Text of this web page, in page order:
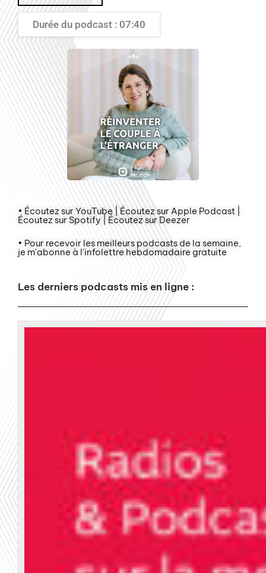
Durée du podcast : 07:40
• Écoutez sur YouTube | Écoutez sur Apple Podcast |
Écoutez sur Spotify | Écoutez sur Deezer
• Pour recevoir les meilleurs podcasts de la semaine,
je m'abonne à l'infolettre hebdomadaire gratuite
Les derniers podcasts mis en ligne :